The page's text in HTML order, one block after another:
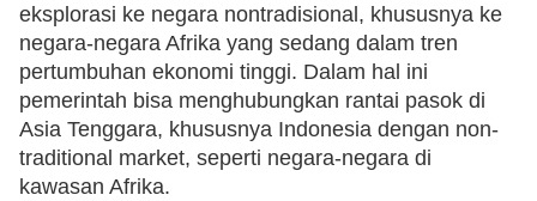
eksplorasi ke negara nontradisional, khususnya ke
negara-negara Afrika yang sedang dalam tren
pertumbuhan ekonomi tinggi. Dalam hal ini
pemerintah bisa menghubungkan rantai pasok di
Asia Tenggara, khususnya Indonesia dengan non-
traditional market, seperti negara-negara di
kawasan Afrika.